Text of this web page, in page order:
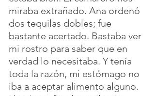
miraba extrañado. Ana ordenó
dos tequilas dobles; fue
bastante acertado. Bastaba ver
mi rostro para saber que en
verdad lo necesitaba. Y tenía
toda la razón, mi estómago no
iba a aceptar alimento alguno.